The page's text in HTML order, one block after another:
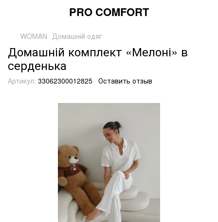
PRO COMFORT
WOMAN Домашній одяг
Домашній комплект «Мелоні» в
серденька
Артикул: 33062300012825 Оставить отзыв